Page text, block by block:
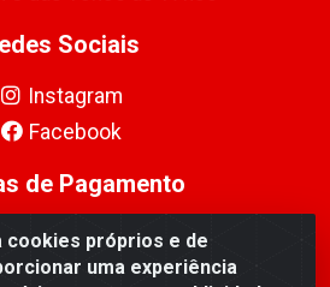
cookies próprios e de
uma experiência
Sociais
Instagram
Facebook
de Pagamento